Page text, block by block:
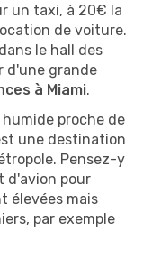
un taxi, à 20€ la
de voiture.
le hall des
d'une grande
à Miami.
proche de
une destination
Pensez-y
d'avion pour
élevées mais
par exemple